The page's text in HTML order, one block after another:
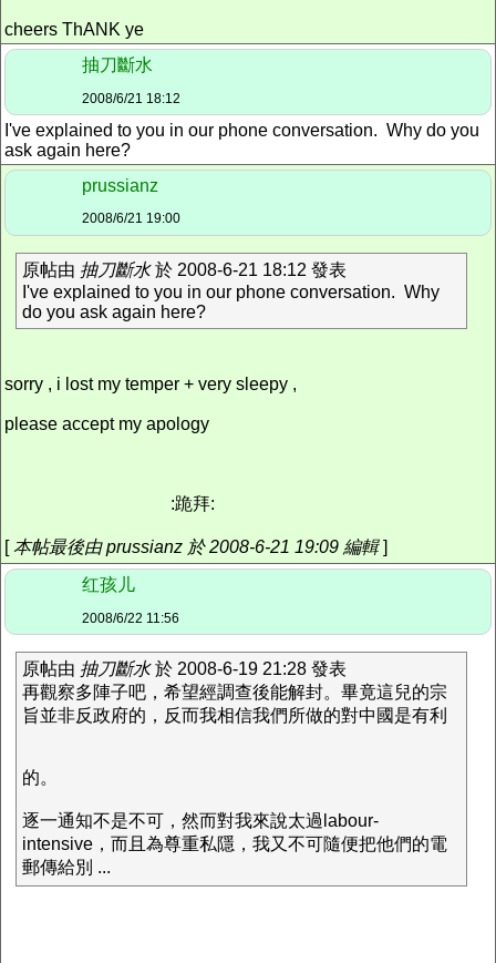
cheers ThANK ye
抽刀斷水
2008/6/21 18:12
I've explained to you in our phone conversation. Why do you
ask again here?
prussianz
2008/6/21 19:00
原帖由 抽刀斷水於 2008-6-21 18:12 發表
I've explained to you in our phone conversation. Why
do you ask again here?
sorry , i lost my temper + very sleepy ,
please accept my apology
:跪拜:
[本帖最後由 prussianz 於 2008-6-21 19:09 編輯]
红孩儿
2008/6/22 11:56
原帖由 抽刀斷水於 2008-6-19 21:28 發表
再觀察多陣子吧，希望經調查後能解封。畢竟這兒的宗
旨並非反政府的，反而我相信我們所做的對中國是有利
的。
逐一通知不是不可，然而對我來說太過labour-
intensive，而且為尊重私隱，我又不可隨便把他們的電
郵傳給別 ...